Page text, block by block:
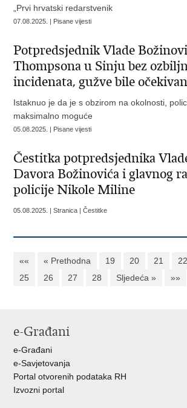
„Prvi hrvatski redarstvenik
07.08.2025. | Pisane vijesti
Potpredsjednik Vlade
Thompsona u Sinju bez
incidenata, gužve bile
Istaknuo je da je s obzirom na okolnosti,
maksimalno moguće
05.08.2025. | Pisane vijesti
Čestitka potpredsjednika
Davora Božinovića i glavnog
policije Nikole Miline
05.08.2025. | Stranica | Čestitke
«« « Prethodna 19 20 21 22
25
26 27 28 Sljedeća » »»
e-Građani
e-Građani
e-Savjetovanja
Portal otvorenih podataka RH
Izvozni portal